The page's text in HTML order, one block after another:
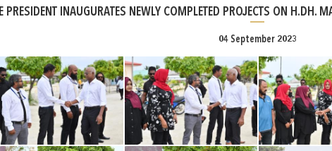
PRESIDENT INAUGURATES NEWLY COMPLETED PROJECTS ON
04 September 2023